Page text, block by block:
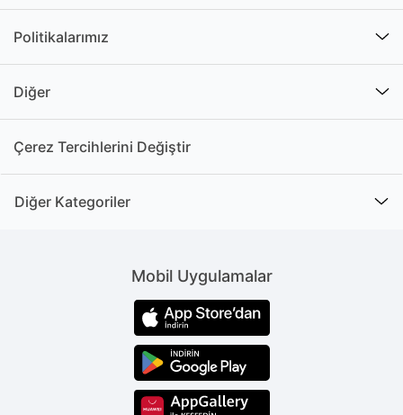
Politikalarımız
Diğer
Çerez Tercihlerini Değiştir
Diğer Kategoriler
Mobil Uygulamalar